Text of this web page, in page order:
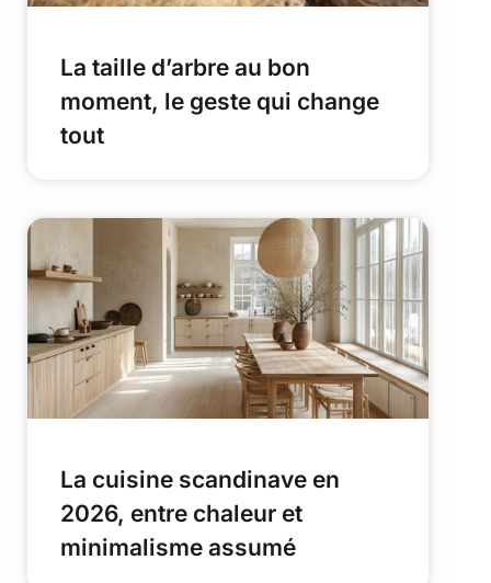
La taille d’arbre au bon
moment, le geste qui change
tout
La cuisine scandinave en
2026, entre chaleur et
minimalisme assumé